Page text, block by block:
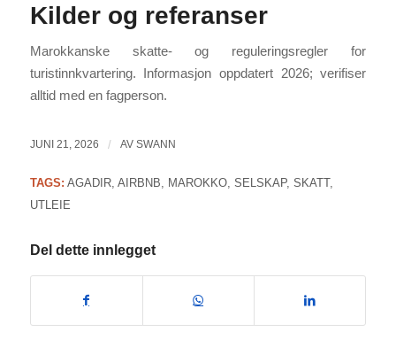
Kilder og referanser
Marokkanske skatte- og reguleringsregler for
turistinnkvartering. Informasjon oppdatert 2026; verifiser
alltid med en fagperson.
JUNI 21, 2026 / AV SWANN
TAGS: AGADIR, AIRBNB MAROKKO, SELSKAP, SKATT,
UTLEIE
Del dette innlegget